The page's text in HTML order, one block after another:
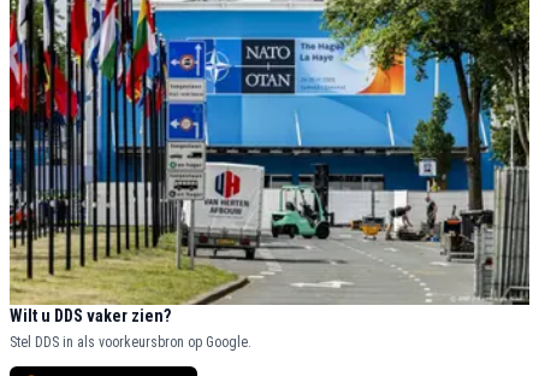
Wilt u DDS vaker zien?
Stel DDS in als voorkeursbron op Google.